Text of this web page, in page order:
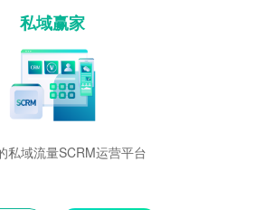
私域赢家
私域流量SCRM运营平台